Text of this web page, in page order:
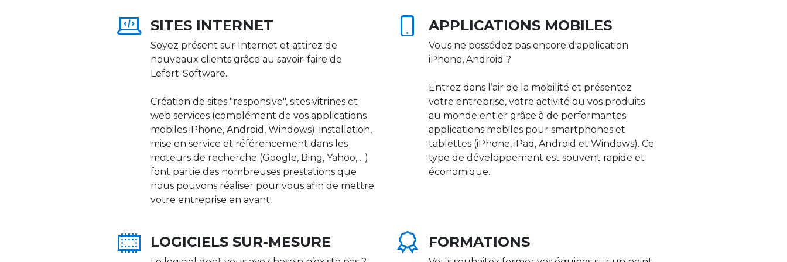
SITES INTERNET
Soyez présent sur Internet et attirez de
nouveaux clients grâce au savoir-faire de
Lefort-Software.
Création de sites "responsive", sites vitrines et
web services (complément de vos applications
mobiles iPhone, Android, Windows); installation,
mise en service et référencement dans les
moteurs de recherche (Google, Bing, Yahoo, ...)
font partie des nombreuses prestations que
nous pouvons réaliser pour vous afin de mettre
votre entreprise en avant.
APPLICATIONS MOBILES
Vous ne possédez pas encore d'application
iPhone, Android ?
Entrez dans l’air de la mobilité et présentez
votre entreprise, votre activité ou vos produits
au monde entier grâce à de performantes
applications mobiles pour smartphones et
tablettes (iPhone, iPad, Android et Windows). Ce
type de développement est souvent rapide et
économique.
LOGICIELS SUR-MESURE FORMATIONS